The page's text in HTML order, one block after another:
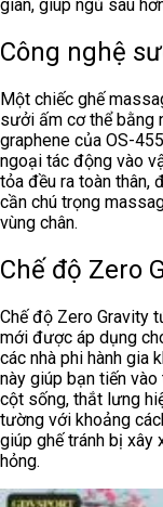
giãn, giúp ngủ sâu
Công nghệ
Một chiếc ghế
sưởi ấm cơ thể bằng
graphene của OS-
ngoại tác động vào
tỏa đều ra toàn thân,
cần chú trọng
vùng chân.
Chế độ Zero
Chế độ Zero Gravity
mới được áp dụng
các nhà phi hành gia
này giúp bạn tiến
cột sống, thắt lưng
tường với khoảng
giúp ghế tránh bị xây
hỏng.